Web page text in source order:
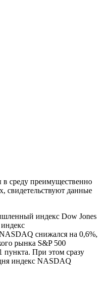
среду преимущественно
свидетельствуют данные
индекс Dow Jones
снижался на 0,6%,
рынка S&P 500
пункта. При этом сразу
индекс NASDAQ